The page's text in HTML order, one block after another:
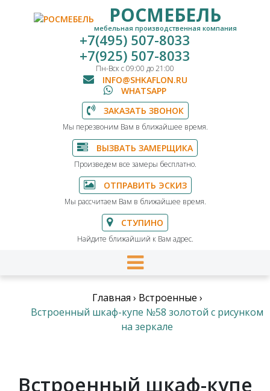
РОСМЕБЕЛЬ
мебельная производственная компания
+7(495) 507-8033
+7(925) 507-8033
Пн-Вск с 09:00 до 21:00
INFO@SHKAFLON.RU
WHATSAPP
ЗАКАЗАТЬ ЗВОНОК
Мы перезвоним Вам в ближайшее время.
ВЫЗВАТЬ ЗАМЕРЩИКА
Произведем все замеры бесплатно.
ОТПРАВИТЬ ЭСКИЗ
Мы рассчитаем Вам в ближайшее время.
СТУПИНО
Найдите ближайший к Вам адрес.
Главная › Встроенные ›
Встроенный шкаф-купе №58 золотой с рисунком
на зеркале
Встроенный шкаф-купе